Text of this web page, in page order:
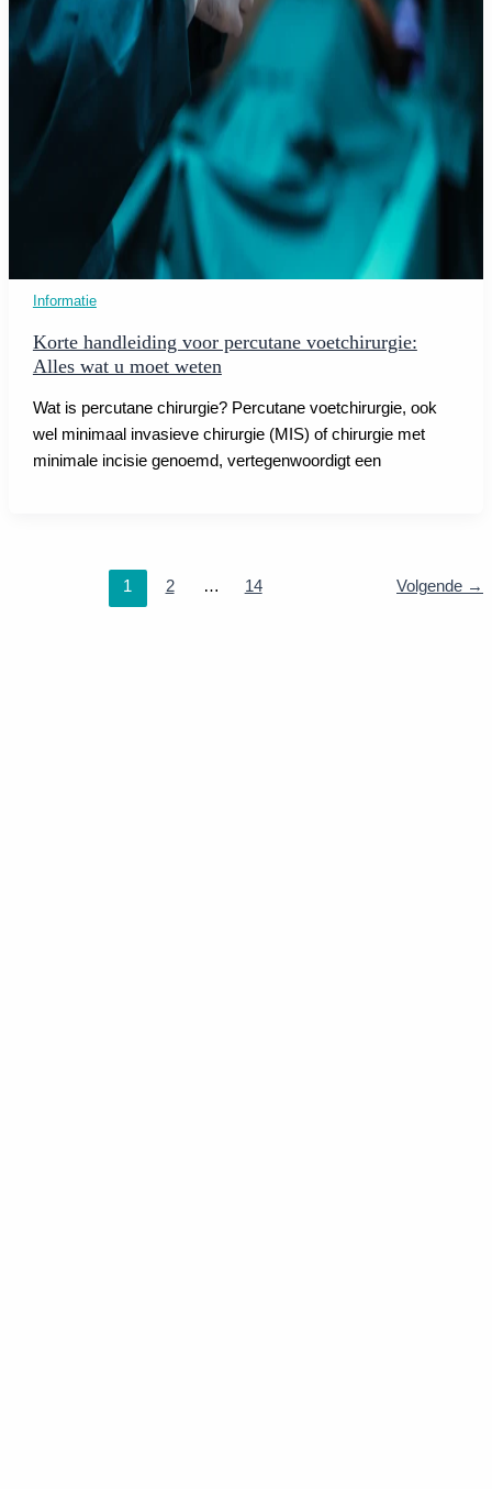
Informatie
Korte handleiding voor percutane voetchirurgie:
Alles wat u moet weten
Wat is percutane chirurgie? Percutane voetchirurgie, ook
wel minimaal invasieve chirurgie (MIS) of chirurgie met
minimale incisie genoemd, vertegenwoordigt een
1 2 … 14 Volgende →